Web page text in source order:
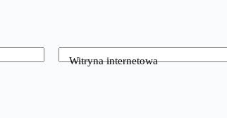
Witryna internetowa